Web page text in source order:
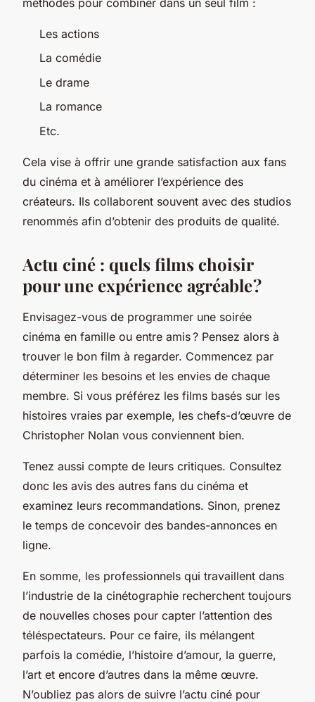
Les actions
La comédie
Le drame
La romance
Etc.
Cela vise à offrir une grande satisfaction aux fans
du cinéma et à améliorer l’expérience des
créateurs. Ils collaborent souvent avec des studios
renommés afin d’obtenir des produits de qualité.
Actu ciné : quels films choisir
pour une expérience agréable ?
Envisagez-vous de programmer une soirée
cinéma en famille ou entre amis ? Pensez alors à
trouver le bon film à regarder. Commencez par
déterminer les besoins et les envies de chaque
membre. Si vous préférez les films basés sur les
histoires vraies par exemple, les chefs-d’œuvre de
Christopher Nolan vous conviennent bien.
Tenez aussi compte de leurs critiques. Consultez
donc les avis des autres fans du cinéma et
examinez leurs recommandations. Sinon, prenez
le temps de concevoir des bandes-annonces en
ligne.
En somme, les professionnels qui travaillent dans
l’industrie de la cinétographie recherchent toujours
de nouvelles choses pour capter l’attention des
téléspectateurs. Pour ce faire, ils mélangent
parfois la comédie, l’histoire d’amour, la guerre,
l’art et encore d’autres dans la même œuvre.
N’oubliez pas alors de suivre l’actu ciné pour